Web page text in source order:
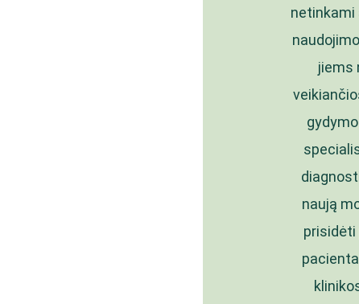
netinkami
jiems
naują
prisidėti